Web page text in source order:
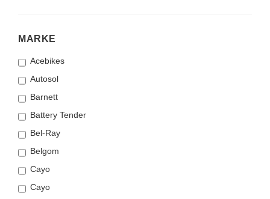
MARKE
MARKE
Acebikes
Autosol
Barnett
Battery Tender
Bel-Ray
Belgom
Cayo
Cayo